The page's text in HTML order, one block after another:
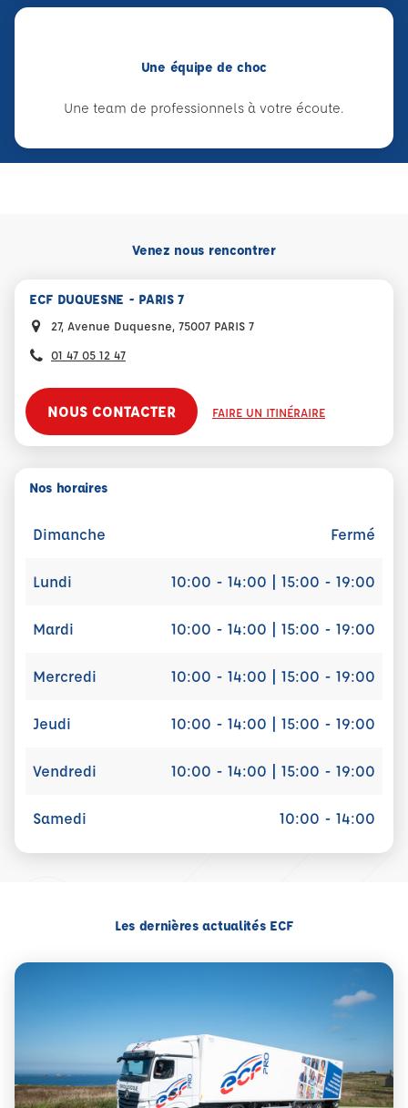
Une équipe de choc
Une team de professionnels à votre écoute.
Venez nous rencontrer
ECF DUQUESNE - PARIS 7
27, Avenue Duquesne, 75007 PARIS 7
01 47 05 12 47
NOUS CONTACTER FAIRE UN ITINÉRAIRE
Nos horaires
Dimanche Fermé
Lundi 10:00 - 14:00 | 15:00 - 19:00
Mardi 10:00 - 14:00 | 15:00 - 19:00
Mercredi 10:00 - 14:00 | 15:00 - 19:00
Jeudi 10:00 - 14:00 | 15:00 - 19:00
Vendredi 10:00 - 14:00 | 15:00 - 19:00
Samedi 10:00 - 14:00
Les dernières actualités ECF